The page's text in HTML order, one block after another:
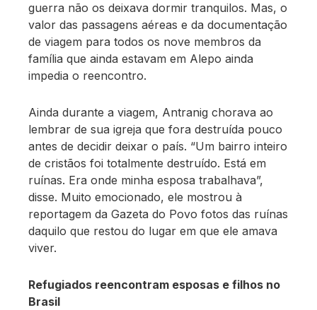
guerra não os deixava dormir tranquilos. Mas, o
valor das passagens aéreas e da documentação
de viagem para todos os nove membros da
família que ainda estavam em Alepo ainda
impedia o reencontro.
Ainda durante a viagem, Antranig chorava ao
lembrar de sua igreja que fora destruída pouco
antes de decidir deixar o país. “Um bairro inteiro
de cristãos foi totalmente destruído. Está em
ruínas. Era onde minha esposa trabalhava”,
disse. Muito emocionado, ele mostrou à
reportagem da Gazeta do Povo fotos das ruínas
daquilo que restou do lugar em que ele amava
viver.
Refugiados reencontram esposas e filhos no
Brasil